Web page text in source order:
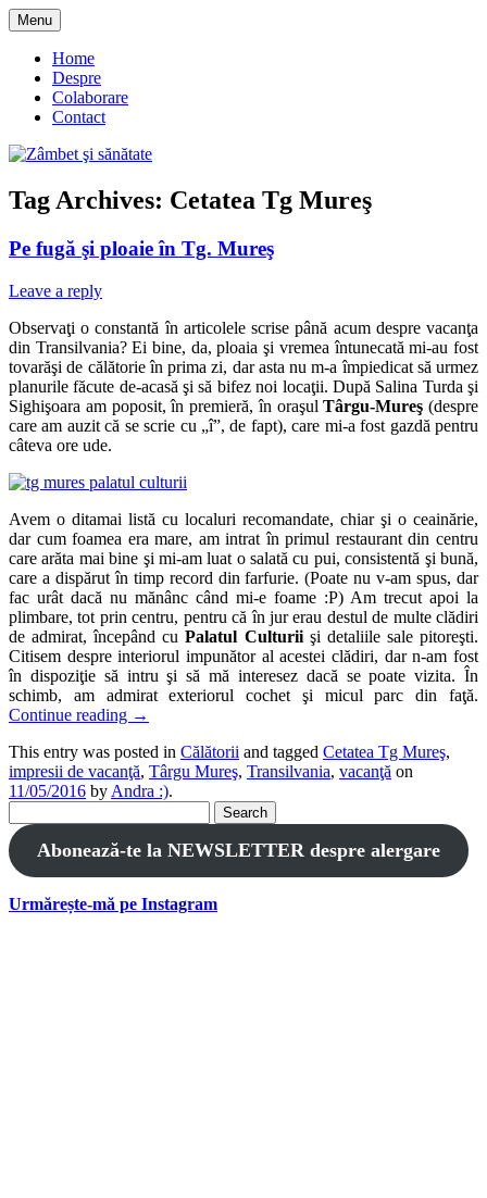
Skip
to
content
Zâmbet şi sănătate
Menu
Home
Despre
Colaborare
Contact
Tag Archives: Cetatea Tg Mureş
Pe fugă şi ploaie în Tg. Mureş
Leave a reply
Observaţi o constantă în articolele scrise până acum despre vacanţa
din Transilvania? Ei bine, da, ploaia şi vremea întunecată mi-au fost
tovarăşi de călătorie în prima zi, dar asta nu m-a împiedicat să urmez
planurile făcute de-acasă şi să bifez noi locaţii. După Salina Turda şi
Sighişoara am poposit, în premieră, în oraşulTârgu-Mureş (despre
care am auzit că se scrie cu „î”, de fapt), care mi-a fost gazdă pentru
câteva ore ude.
Avem o ditamai listă cu localuri recomandate, chiar şi o ceainărie,
dar cum foamea era mare, am intrat în primul restaurant din centru
care arăta mai bine şi mi-am luat o salată cu pui, consistentă şi bună,
care a dispărut în timp record din farfurie. (Poate nu v-am spus, dar
fac urât dacă nu mănânc când mi-e foame :P) Am trecut apoi la
plimbare, tot prin centru, pentru că în jur erau destul de multe clădiri
de admirat, începând cuPalatul Culturii şi detaliile sale pitoreşti.
Citisem despre interiorul impunător al acestei clădiri, dar n-am fost
în dispoziţie să intru şi să mă interesez dacă se poate vizita. În
schimb, am admirat exteriorul cochet şi micul parc din faţă.
Continue reading →
This entry was posted in Călătorii and tagged Cetatea Tg Mureş,
impresii de vacanţă, Târgu Mureş, Transilvania, vacanţă on
11/05/2016 by Andra :).
for:
Abonează-te la NEWSLETTER despre alergare
Urmărește-mă pe Instagram